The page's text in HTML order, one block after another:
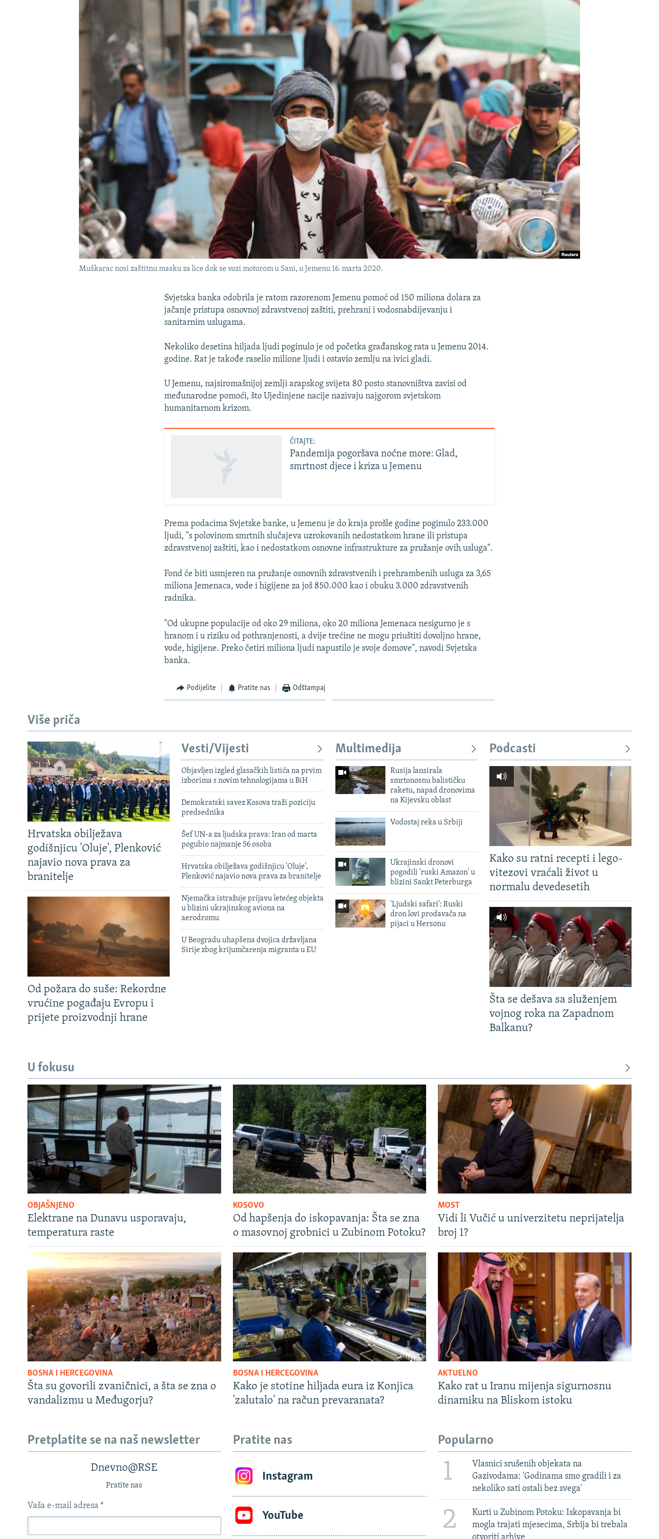
POPLAVE I KLIZIŠTA U BIH 2024.
TRI DECENIJE OD RATA U BIH
NASTANAK I RASPAD JUGOSLAVIJE
Muškarac nosi zaštitnu masku za lice dok se vozi motorom u Sani, u Jemenu 16. marta 2020.
Svjetska banka odobrila je ratom razorenom Jemenu pomoć od 150 miliona dolara za
jačanje pristupa osnovnoj zdravstvenoj zaštiti, prehrani i vodosnabdijevanju i
sanitarnim uslugama.
Nekoliko desetina hiljada ljudi poginulo je od početka građanskog rata u Jemenu 2014.
godine. Rat je takođe raselio milione ljudi i ostavio zemlju na ivici gladi.
U Jemenu, najsiromašnijoj zemlji arapskog svijeta 80 posto stanovništva zavisi od
međunarodne pomoći, što Ujedinjene nacije nazivaju najgorom svjetskom
humanitarnom krizom.
ČITAJTE:
Pandemija pogoršava noćne more: Glad,
smrtnost djece i kriza u Jemenu
Prema podacima Svjetske banke, u Jemenu je do kraja prošle godine poginulo 233.000
ljudi, "s polovinom smrtnih slučajeva uzrokovanih nedostatkom hrane ili pristupa
zdravstvenoj zaštiti, kao i nedostatkom osnovne infrastrukture za pružanje ovih usluga".
Fond će biti usmjeren na pružanje osnovnih zdravstvenih i prehrambenih usluga za 3,65
miliona Jemenaca, vode i higijene za još 850.000 kao i obuku 3.000 zdravstvenih
radnika.
"Od ukupne populacije od oko 29 miliona, oko 20 miliona Jemenaca nesigurno je s
hranom i u riziku od pothranjenosti, a dvije trećine ne mogu priuštiti dovoljno hrane,
vode, higijene. Preko četiri miliona ljudi napustilo je svoje domove", navodi Svjetska
banka.
Podijelite Pratite nas Odštampaj
Više priča
Hrvatska obilježava
godišnjicu 'Oluje', Plenković
najavio nova prava za
branitelje
Od požara do suše: Rekordne
vrućine pogađaju Evropu i
prijete proizvodnji hrane
Vesti/Vijesti
Objavljen izgled glasačkih listića na prvim
izborima s novim tehnologijama u BiH
Demokratski savez Kosova traži poziciju
predsednika
Šef UN-a za ljudska prava: Iran od marta
pogubio najmanje 56 osoba
Hrvatska obilježava godišnjicu 'Oluje',
Plenković najavio nova prava za branitelje
Njemačka istražuje prijavu letećeg objekta
u blizini ukrajinskog aviona na
aerodromu
U Beogradu uhapšena dvojica državljana
Sirije zbog krijumčarenja migranta u EU
Multimedija
Rusija lansirala
smrtonosnu balističku
raketu, napad dronovima
na Kijevsku oblast
Vodostaj reka u Srbiji
Ukrajinski dronovi
pogodili 'ruski Amazon' u
blizini Sankt Peterburga
'Ljudski safari': Ruski
dron lovi prodavača na
pijaci u Hersonu
Podcasti
Kako su ratni recepti i lego-
vitezovi vraćali život u
normalu devedesetih
Šta se dešava sa služenjem
vojnog roka na Zapadnom
Balkanu?
U fokusu
OBJAŠNJENO
Elektrane na Dunavu usporavaju,
temperatura raste
KOSOVO
Od hapšenja do iskopavanja: Šta se zna
o masovnoj grobnici u Zubinom Potoku?
MOST
Vidi li Vučić u univerzitetu neprijatelja
broj 1?
BOSNA I HERCEGOVINA
Šta su govorili zvaničnici, a šta se zna o
vandalizmu u Međugorju?
BOSNA I HERCEGOVINA
Kako je stotine hiljada eura iz Konjica
'zalutalo' na račun prevaranata?
AKTUELNO
Kako rat u Iranu mijenja sigurnosnu
dinamiku na Bliskom istoku
Pretplatite se na naš newsletter
Dnevno@RSE
Pratite nas
Vaša e-mail adresa *
Pratite nas
Instagram
YouTube
Popularno
1
Vlasnici srušenih objekata na
Gazivodama: 'Godinama smo gradili i za
nekoliko sati ostali bez svega'
2
Kurti u Zubinom Potoku: Iskopavanja bi
mogla trajati mjesecima, Srbija bi trebala